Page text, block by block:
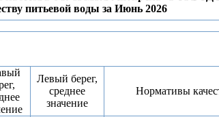
питьевой воды за Июнь 2026
Левый берег,
среднее
значение
Нормативы